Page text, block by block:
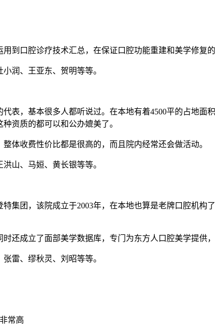
到口腔诊疗技术汇总，在保证口腔功能重建和美学修复
润、王亚东、贺明等等。
表，基本很多人都听说过。在本地有着4500平的占地
资质的都可以和公办媲美了。
体收费性价比都是很高的，而且院内经常还会做活动。
山、马姮、黄长银等等。
集团，该院成立于2003年，在本地也算是老牌口腔机
还成立了面部美学数据库，专门为东方人口腔美学提供
雷、缪秋灵、刘昭等等。
常高